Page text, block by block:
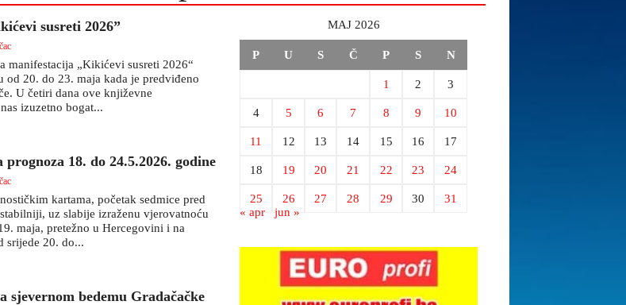
susreti 2026”
manifestacija „Kikićevi susreti 2026“
od 20. do 23. maja kada je predviđeno
U četiri dana ove književne
izuzetno bogat...
18. do 24.5.2026. godine
kartama, početak sedmice pred
uz slabije izraženu vjerovatnoću
maja, pretežno u Hercegovini i na
srijede 20. do...
sjevernom bedemu Gradačačke
MAJ 2026
P U S Č P S N
1 2 3
4 5 6 7 8 9 10
11 12 13 14 15 16 17
18 19 20 21 22 23 24
25 26 27 28 29 30
31
« apr
jun »